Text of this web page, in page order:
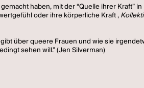
haben, mit der “Quelle ihrer Kraft”
oder ihre körperliche Kraft ,
über queere Frauen und wie sie
sehen will.” (Jen Silverman)